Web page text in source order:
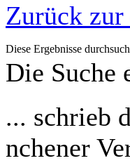
Zurück zur
Diese Ergebnisse
Die Suche
... schrieb
nchener